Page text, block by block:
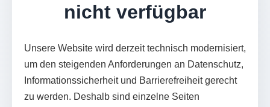
nicht verfügbar
Unsere Website wird derzeit technisch modernisiert,
um den steigenden Anforderungen an Datenschutz,
Informationssicherheit und Barrierefreiheit gerecht
zu werden. Deshalb sind einzelne Seiten